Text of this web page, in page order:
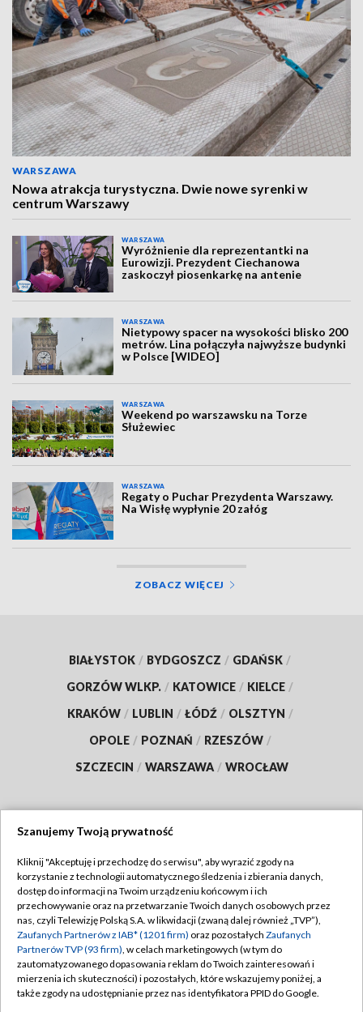
WARSZAWA
Nowa atrakcja turystyczna. Dwie nowe syrenki w
centrum Warszawy
WARSZAWA
Wyróżnienie dla reprezentantki na
Eurowizji. Prezydent Ciechanowa
zaskoczył piosenkarkę na antenie
WARSZAWA
Nietypowy spacer na wysokości blisko 200
metrów. Lina połączyła najwyższe budynki
w Polsce [WIDEO]
WARSZAWA
Weekend po warszawsku na Torze
Służewiec
WARSZAWA
Regaty o Puchar Prezydenta Warszawy.
Na Wisłę wypłynie 20 załóg
ZOBACZ WIĘCEJ
BIAŁYSTOK / BYDGOSZCZ / GDAŃSK /
GORZÓW WLKP. / KATOWICE / KIELCE /
KRAKÓW / LUBLIN / ŁÓDŹ / OLSZTYN /
OPOLE / POZNAŃ / RZESZÓW /
SZCZECIN / WARSZAWA / WROCŁAW
TVP
Abonament TVP
Emisja w TVP
Centrum informacji TVP
Naziemna Telewizja Cyfrowa
Regulamin TVP
Polityka prywatności
Moje zgody
Pomoc
Szanujemy Twoją prywatność
Kliknij "Akceptuję i przechodzę do serwisu", aby wyrazić zgody na
korzystanie z technologii automatycznego śledzenia i zbierania danych,
dostęp do informacji na Twoim urządzeniu końcowym i ich
przechowywanie oraz na przetwarzanie Twoich danych osobowych przez
nas, czyli Telewizję Polską S.A. w likwidacji (zwaną dalej również „TVP”),
Zaufanych Partnerów z IAB* (1201 firm) oraz pozostałych Zaufanych
Partnerów TVP (93 firm), w celach marketingowych (w tym do
zautomatyzowanego dopasowania reklam do Twoich zainteresowań i
mierzenia ich skuteczności) i pozostałych, które wskazujemy poniżej, a
także zgody na udostępnianie przez nas identyfikatora PPID do Google.